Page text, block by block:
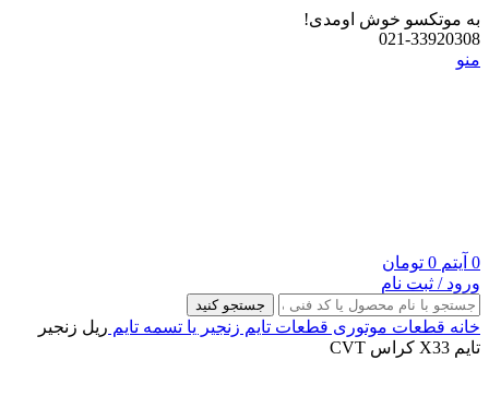
به موتکسو خوش اومدی!
021-33920308
منو
0 آیتم 0 تومان
ورود / ثبت نام
جستجو کنید
خانه قطعات موتوری قطعات تایم زنجیر یا تسمه تایم ریل زنجیر
تایم X33 کراس CVT